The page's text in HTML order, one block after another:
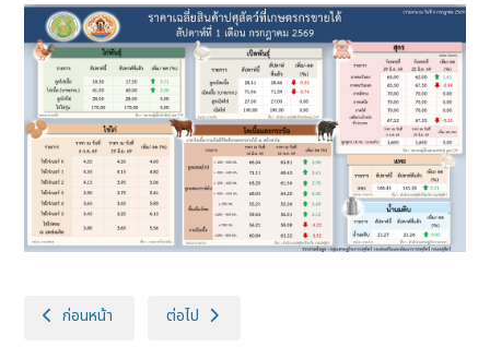
เนื้อหาก่อนหน้า: ราคาเฉลี่ยสินค้าปศุสัตว์ที่เกษตรกรขายได้ สัปดาห์ที่ 2 เดือน
ก่อนหน้า เนื้อหาถัดไป: ราคาเฉลี่ยสินค้าปศุสัตว์ที่เกษตรกรขายไ
ต่อไป